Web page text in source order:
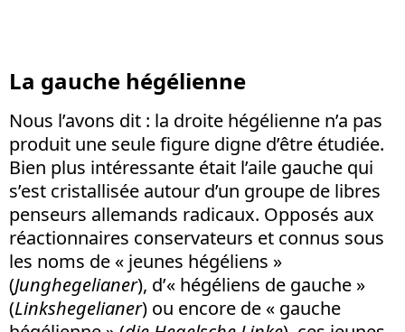
La gauche hégélienne
Nous l’avons dit : la droite hégélienne n’a pas
produit une seule figure digne d’être étudiée.
Bien plus intéressante était l’aile gauche qui
s’est cristallisée autour d’un groupe de libres
penseurs allemands radicaux. Opposés aux
réactionnaires conservateurs et connus sous
les noms de « jeunes hégéliens »
(Junghegelianer), d’« hégéliens de gauche »
(Linkshegelianer) ou encore de « gauche